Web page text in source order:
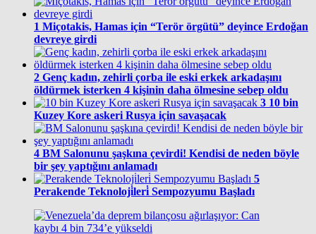
1 Miçotakis, Hamas için “Terör örgütü” deyince Erdoğan
devreye girdi
2 Genç kadın, zehirli çorba ile eski erkek arkadaşını
öldürmek isterken 4 kişinin daha ölmesine sebep oldu
3 10 bin
Kuzey Kore askeri Rusya için savaşacak
4 BM Salonunu şaşkına çevirdi! Kendisi de neden böyle
bir şey yaptığını anlamadı
5
Perakende Teknoloji̇leri̇ Sempozyumu Başladı